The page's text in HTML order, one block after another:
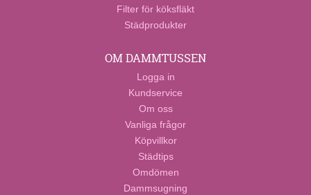
Filter för köksfläkt
Städprodukter
OM DAMMTUSSEN
Logga in
Kundservice
Om oss
Vanliga frågor
Köpvillkor
Städtips
Omdömen
Dammsugning